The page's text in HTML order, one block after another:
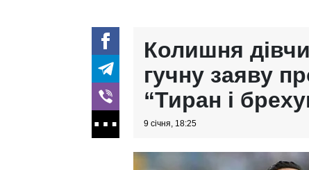
Колишня
гучну заяву
“Тиран і
9 січня, 18:25